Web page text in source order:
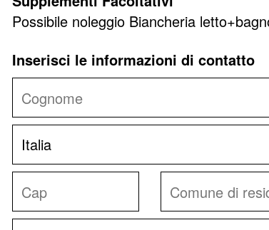
Possibile noleggio Biancheria
Inserisci le informazioni di contatto